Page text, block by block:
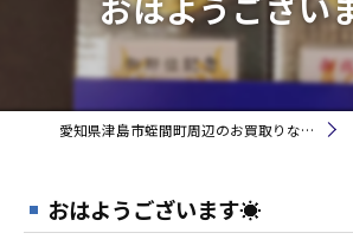
愛知県津島市蛭間町周辺のお買取りなら買取大吉 ヤマナカ神守店
おはようございます☀